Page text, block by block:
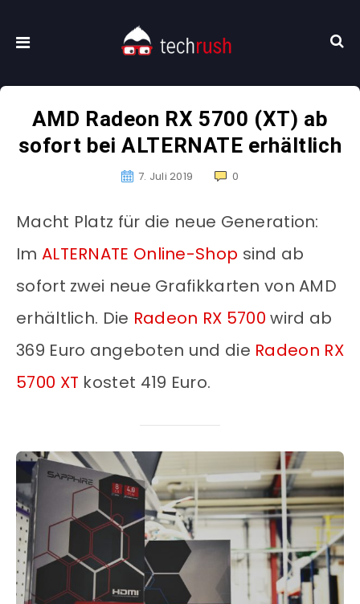
AMD Radeon RX 5700 (XT) ab
sofort bei ALTERNATE erhältlich
7. Juli 2019 0
Macht Platz für die neue Generation:
Im ALTERNATE Online-Shop sind ab
sofort zwei neue Grafikkarten von AMD
erhältlich. Die Radeon RX 5700 wird ab
369 Euro angeboten und die Radeon RX
5700 XT kostet 419 Euro.